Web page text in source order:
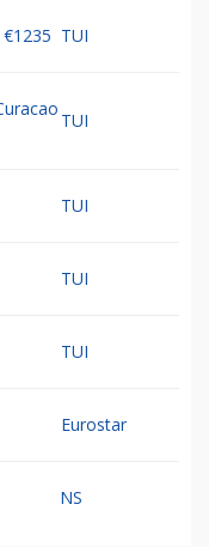
TUI
TUI
TUI
TUI
TUI
Eurostar
NS